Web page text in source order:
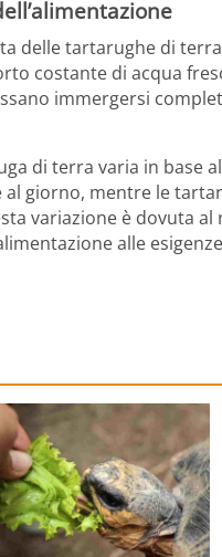
delle tartarughe di
costante di acqua
immergersi
di terra varia in base
giorno, mentre le
variazione è dovuta
alle